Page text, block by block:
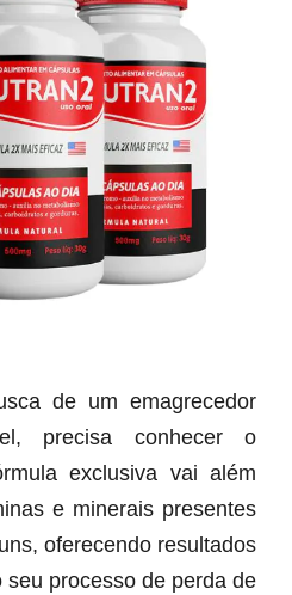
de um emagrecedor
precisa conhecer o
exclusiva vai além
e minerais presentes
oferecendo resultados
processo de perda de